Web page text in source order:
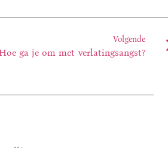
Volgende
ga je om met verlatingsangst?